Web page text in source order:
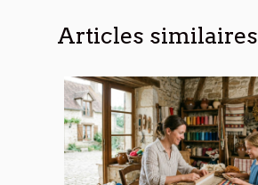
Articles similaires